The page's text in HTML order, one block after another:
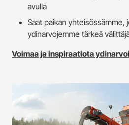
avulla
Saat paikan yhteisössämme,
ydinarvojemme tärkeä
Voimaa ja inspiraatiota